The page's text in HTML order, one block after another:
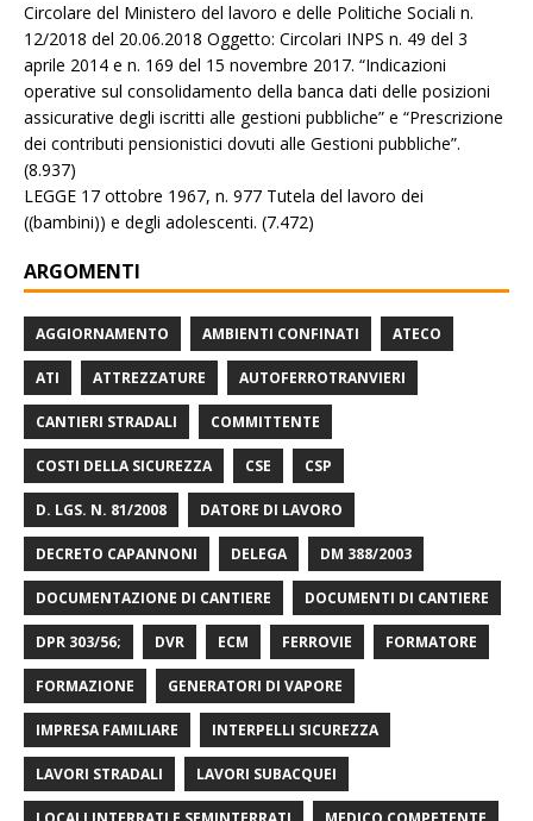
Circolare del Ministero del lavoro e delle Politiche Sociali n.
12/2018 del 20.06.2018 Oggetto: Circolari INPS n. 49 del 3
aprile 2014 e n. 169 del 15 novembre 2017. “Indicazioni
operative sul consolidamento della banca dati delle posizioni
assicurative degli iscritti alle gestioni pubbliche” e “Prescrizione
dei contributi pensionistici dovuti alle Gestioni pubbliche”.
(8.937)
LEGGE 17 ottobre 1967, n. 977 Tutela del lavoro dei
((bambini)) e degli adolescenti. (7.472)
ARGOMENTI
AGGIORNAMENTO AMBIENTI CONFINATI ATECO
ATI ATTREZZATURE AUTOFERROTRANVIERI
CANTIERI STRADALI COMMITTENTE
COSTI DELLA SICUREZZA CSE CSP
D. LGS. N. 81/2008 DATORE DI LAVORO
DECRETO CAPANNONI DELEGA DM 388/2003
DOCUMENTAZIONE DI CANTIERE DOCUMENTI DI CANTIERE
DPR 303/56; DVR ECM FERROVIE FORMATORE
FORMAZIONE GENERATORI DI VAPORE
IMPRESA FAMILIARE INTERPELLI SICUREZZA
LAVORI STRADALI LAVORI SUBACQUEI